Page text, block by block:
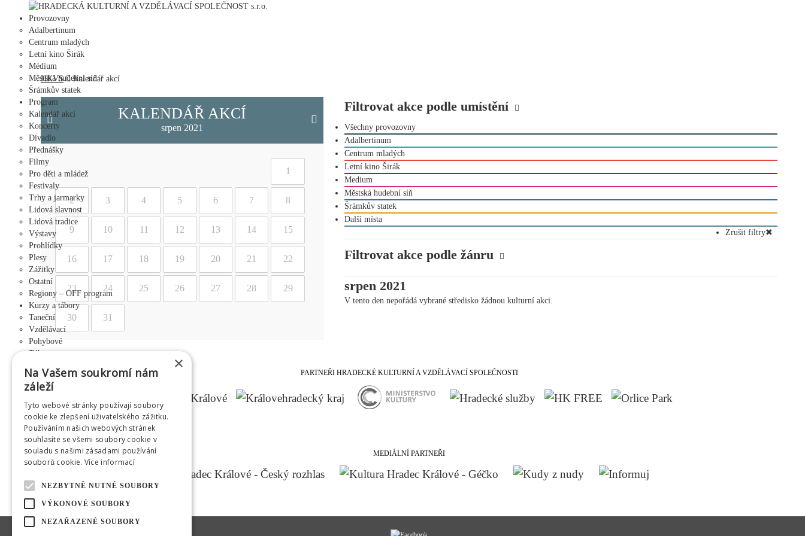
Provozovny
Adalbertinum
Centrum mladých
Letní kino Širák
Médium
Městská hudební síň
Šrámkův statek
Program
Kalendář akcí
Koncerty
Divadlo
Přednášky
Filmy
Pro děti a mládež
Festivaly
Trhy a jarmarky
Lidová slavnost
Lidová tradice
Výstavy
Prohlídky
Plesy
Zážitky
Ostatní
Regiony – OFF program
Kurzy a tábory
Taneční
Vzdělávací
Pohybové
Tábory
Adalbertinum
Městská hudební síň
Kulturní středisko Médium
Letní kino Širák
Centrum mladých
Šrámkův statek
Tribuny a pódia
Jiráskovy sady - altán
O HKVS
Info o společnosti
GDPR
Pro média
HKVS Kalendář akcí
KALENDÁŘ AKCÍ
srpen 2021
1
2 3 4 5 6 7 8
9 10 11 12 13 14 15
16 17 18 19 20 21 22
23 24 25 26 27 28 29
30 31
Filtrovat akce podle umístění
Všechny provozovny
Adalbertinum
Centrum mladých
Letní kino Širák
Medium
Městská hudební síň
Šrámkův statek
Další místa
Zrušit filtry✖
Filtrovat akce podle žánru
srpen 2021
V tento den nepořádá vybrané středisko žádnou kulturní akci.
PARTNEŘI HRADECKÉ KULTURNÍ A VZDĚLÁVACÍ SPOLEČNOSTI
MEDIÁLNÍ PARTNEŘI
×
Na Vašem soukromí nám
záleží
Tyto webové stránky používají soubory
cookie ke zlepšení uživatelského zážitku.
Používáním našich webových stránek
souhlasíte se všemi soubory cookie v
souladu s našimi zásadami používání
souborů cookie. Více informací
NEZBYTNĚ NUTNÉ SOUBORY
VÝKONOVÉ SOUBORY
NEZAŘAZENÉ SOUBORY